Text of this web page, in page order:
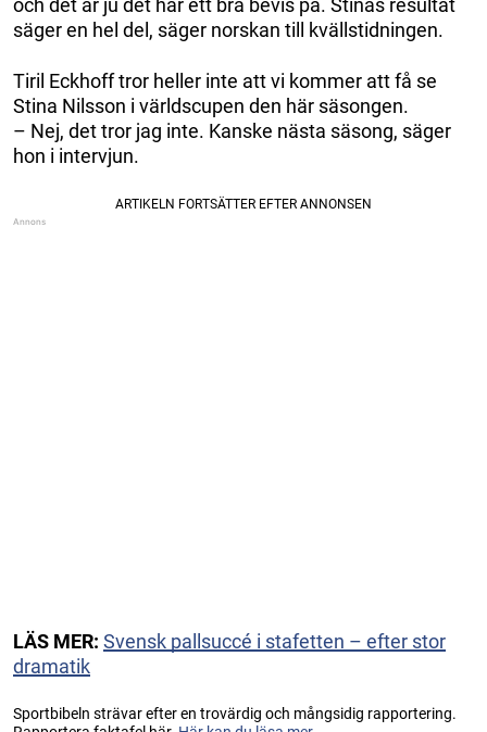
och det är ju det här ett bra bevis på. Stinas resultat
säger en hel del, säger norskan till kvällstidningen.
Tiril Eckhoff tror heller inte att vi kommer att få se
Stina Nilsson i världscupen den här säsongen.
– Nej, det tror jag inte. Kanske nästa säsong, säger
hon i intervjun.
LÄS MER: Svensk pallsuccé i stafetten – efter stor
dramatik
Sportbibeln strävar efter en trovärdig och mångsidig rapportering.